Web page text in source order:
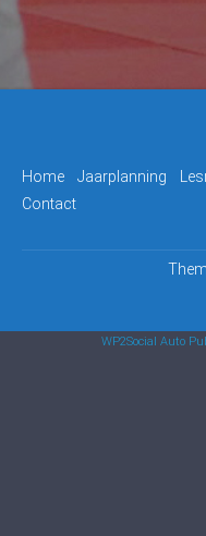
Home Jaarplanning
Contact
WP2Social Auto